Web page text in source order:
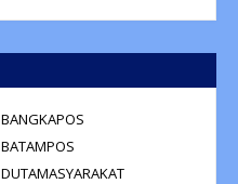
BANGKAPOS
BATAMPOS
DUTAMASYARAKAT